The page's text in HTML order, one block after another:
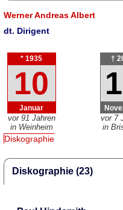
Werner Andreas Albert
dt. Dirigent
* 1935
10
Januar
vor 91 Jahren
in Weinheim
†
vor 7
in
Diskographie
Diskographie (23)